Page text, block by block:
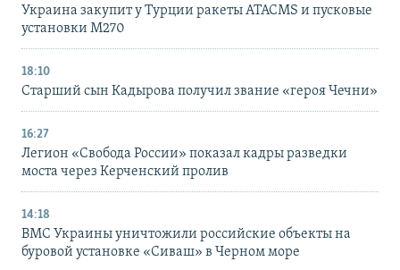
Украина закупит у Турции ракеты ATACMS и пусковые
установки M270
18:10
Старший сын Кадырова получил звание «героя Чечни»
16:27
Легион «Свобода России» показал кадры разведки
моста через Керченский пролив
14:18
ВМС Украины уничтожили российские объекты на
буровой установке «Сиваш» в Черном море